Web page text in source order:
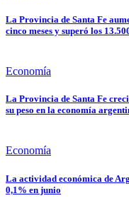
La Provincia de Santa Fe
cinco meses y superó los
Economía
La Provincia de Santa Fe
su peso en la economía
Economía
La actividad económica de
0,1% en junio